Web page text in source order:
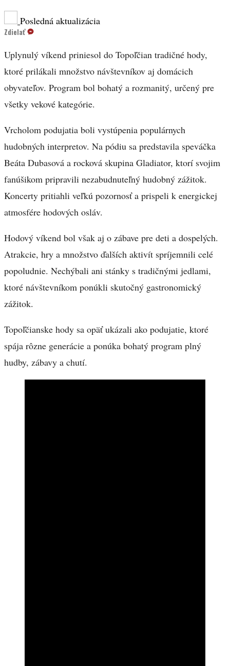
Posledná aktualizácia
Zdielať
Uplynulý víkend priniesol do Topoľčian tradičné hody,
ktoré prilákali množstvo návštevníkov aj domácich
obyvateľov. Program bol bohatý a rozmanitý, určený pre
všetky vekové kategórie.
Vrcholom podujatia boli vystúpenia populárnych
hudobných interpretov. Na pódiu sa predstavila speváčka
Beáta Dubasová a rocková skupina Gladiator, ktorí svojim
fanúšikom pripravili nezabudnuteľný hudobný zážitok.
Koncerty pritiahli veľkú pozornosť a prispeli k energickej
atmosfére hodových osláv.
Hodový víkend bol však aj o zábave pre deti a dospelých.
Atrakcie, hry a množstvo ďalších aktivít spríjemnili celé
popoludnie. Nechýbali ani stánky s tradičnými jedlami,
ktoré návštevníkom ponúkli skutočný gastronomický
zážitok.
Topoľčianske hody sa opäť ukázali ako podujatie, ktoré
spája rôzne generácie a ponúka bohatý program plný
hudby, zábavy a chutí.